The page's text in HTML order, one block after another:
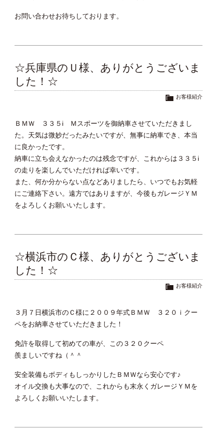
お問い合わせお待ちしております。
☆兵庫県のＵ様、ありがとうございま
した！☆
お客様紹介
ＢＭＷ ３３５i Ｍスポーツを御納車させていただきまし
た。天気は微妙だったみたいですが、無事に納車でき、本当
に良かったです。
納車に立ち会えなかったのは残念ですが、これからは３３５i
の走りを楽しんでいただければ幸いです。
また、何か分からない点などありましたら、いつでもお気軽
にご連絡下さい。遠方ではありますが、今後もガレージＹＭ
をよろしくお願いいたします。
☆横浜市のＣ様、ありがとうございま
した！☆
お客様紹介
３月７日横浜市のＣ様に２００９年式ＢＭＷ ３２０ｉクー
ペをお納車させていただきました！
免許を取得して初めての車が、この３２０クーペ
羨ましいですね（＾＾
安全装備もボディもしっかりしたＢＭＷなら安心です♪
オイル交換も大事なので、これからも末永くガレージＹＭを
よろしくお願いいたします。